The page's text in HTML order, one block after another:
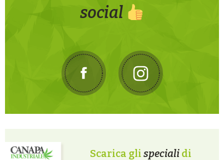
social
Scarica gli speciali di